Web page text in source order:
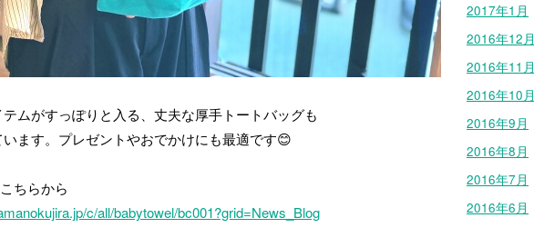
ムがすっぽりと入る、丈夫な厚手トートバッグも
ます。プレゼントやおでかけにも最適です😊
ちらから
c/all/babytowel/bc001?grid=News_Blog
2017年1月
2016年12月
2016年11月
2016年10月
2016年9月
2016年8月
2016年7月
2016年6月